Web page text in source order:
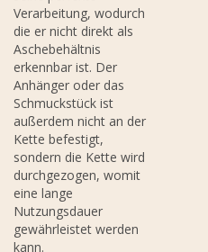
Verarbeitung, wodurch
die er nicht direkt als
Aschebehältnis
erkennbar ist. Der
Anhänger oder das
Schmuckstück ist
außerdem nicht an der
Kette befestigt,
sondern die Kette wird
durchgezogen, womit
eine lange
Nutzungsdauer
gewährleistet werden
kann.